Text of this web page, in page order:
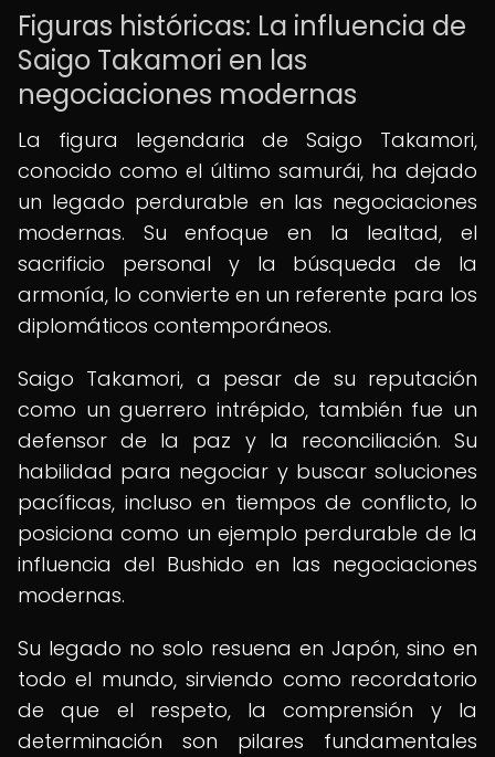
Figuras históricas: La influencia de
Saigo Takamori en las
negociaciones modernas
La figura legendaria de Saigo Takamori,
conocido como el último samurái, ha dejado
un legado perdurable en las negociaciones
modernas. Su enfoque en la lealtad, el
sacrificio personal y la búsqueda de la
armonía, lo convierte en un referente para los
diplomáticos contemporáneos.
Saigo Takamori, a pesar de su reputación
como un guerrero intrépido, también fue un
defensor de la paz y la reconciliación. Su
habilidad para negociar y buscar soluciones
pacíficas, incluso en tiempos de conflicto, lo
posiciona como un ejemplo perdurable de la
influencia del Bushido en las negociaciones
modernas.
Su legado no solo resuena en Japón, sino en
todo el mundo, sirviendo como recordatorio
de que el respeto, la comprensión y la
determinación son pilares fundamentales